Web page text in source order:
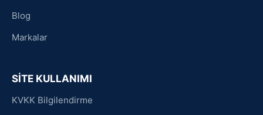
Blog
Markalar
SİTE KULLANIMI
KVKK Bilgilendirme